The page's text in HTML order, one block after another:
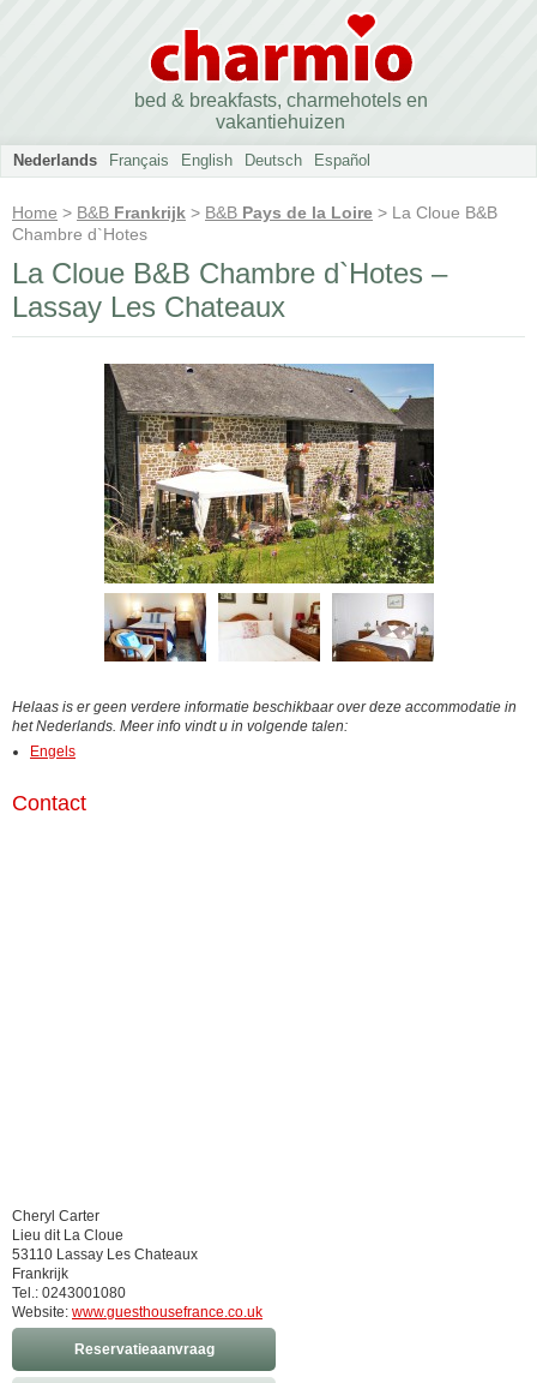
bed & breakfasts, charmehotels en
vakantiehuizen
Nederlands Français English Deutsch Español
Home > B&B Frankrijk > B&B Pays de la Loire > La Cloue B&B
Chambre d`Hotes
La Cloue B&B Chambre d`Hotes –
Lassay Les Chateaux
Helaas is er geen verdere informatie beschikbaar over deze accommodatie in
het Nederlands. Meer info vindt u in volgende talen:
Engels
Contact
Cheryl Carter
Lieu dit La Cloue
53110 Lassay Les Chateaux
Frankrijk
Tel.: 0243001080
Website: www.guesthousefrance.co.uk
Reservatieaanvraag